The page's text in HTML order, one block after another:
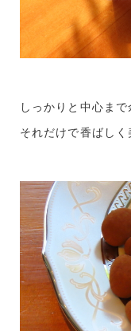
しっかりと中心ま
それだけで香ばしく